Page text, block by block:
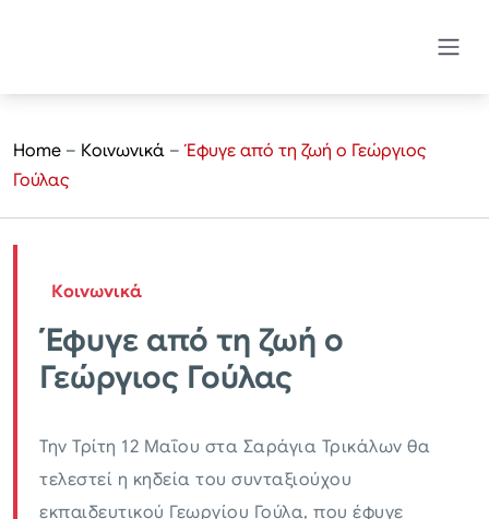
Home – Κοινωνικά – Έφυγε από τη ζωή ο Γεώργιος
Γούλας
Κοινωνικά
Έφυγε από τη ζωή ο
Γεώργιος Γούλας
Την Τρίτη 12 Μαΐου στα Σαράγια Τρικάλων θα
τελεστεί η κηδεία του συνταξιούχου
εκπαιδευτικού Γεωργίου Γούλα, που έφυγε